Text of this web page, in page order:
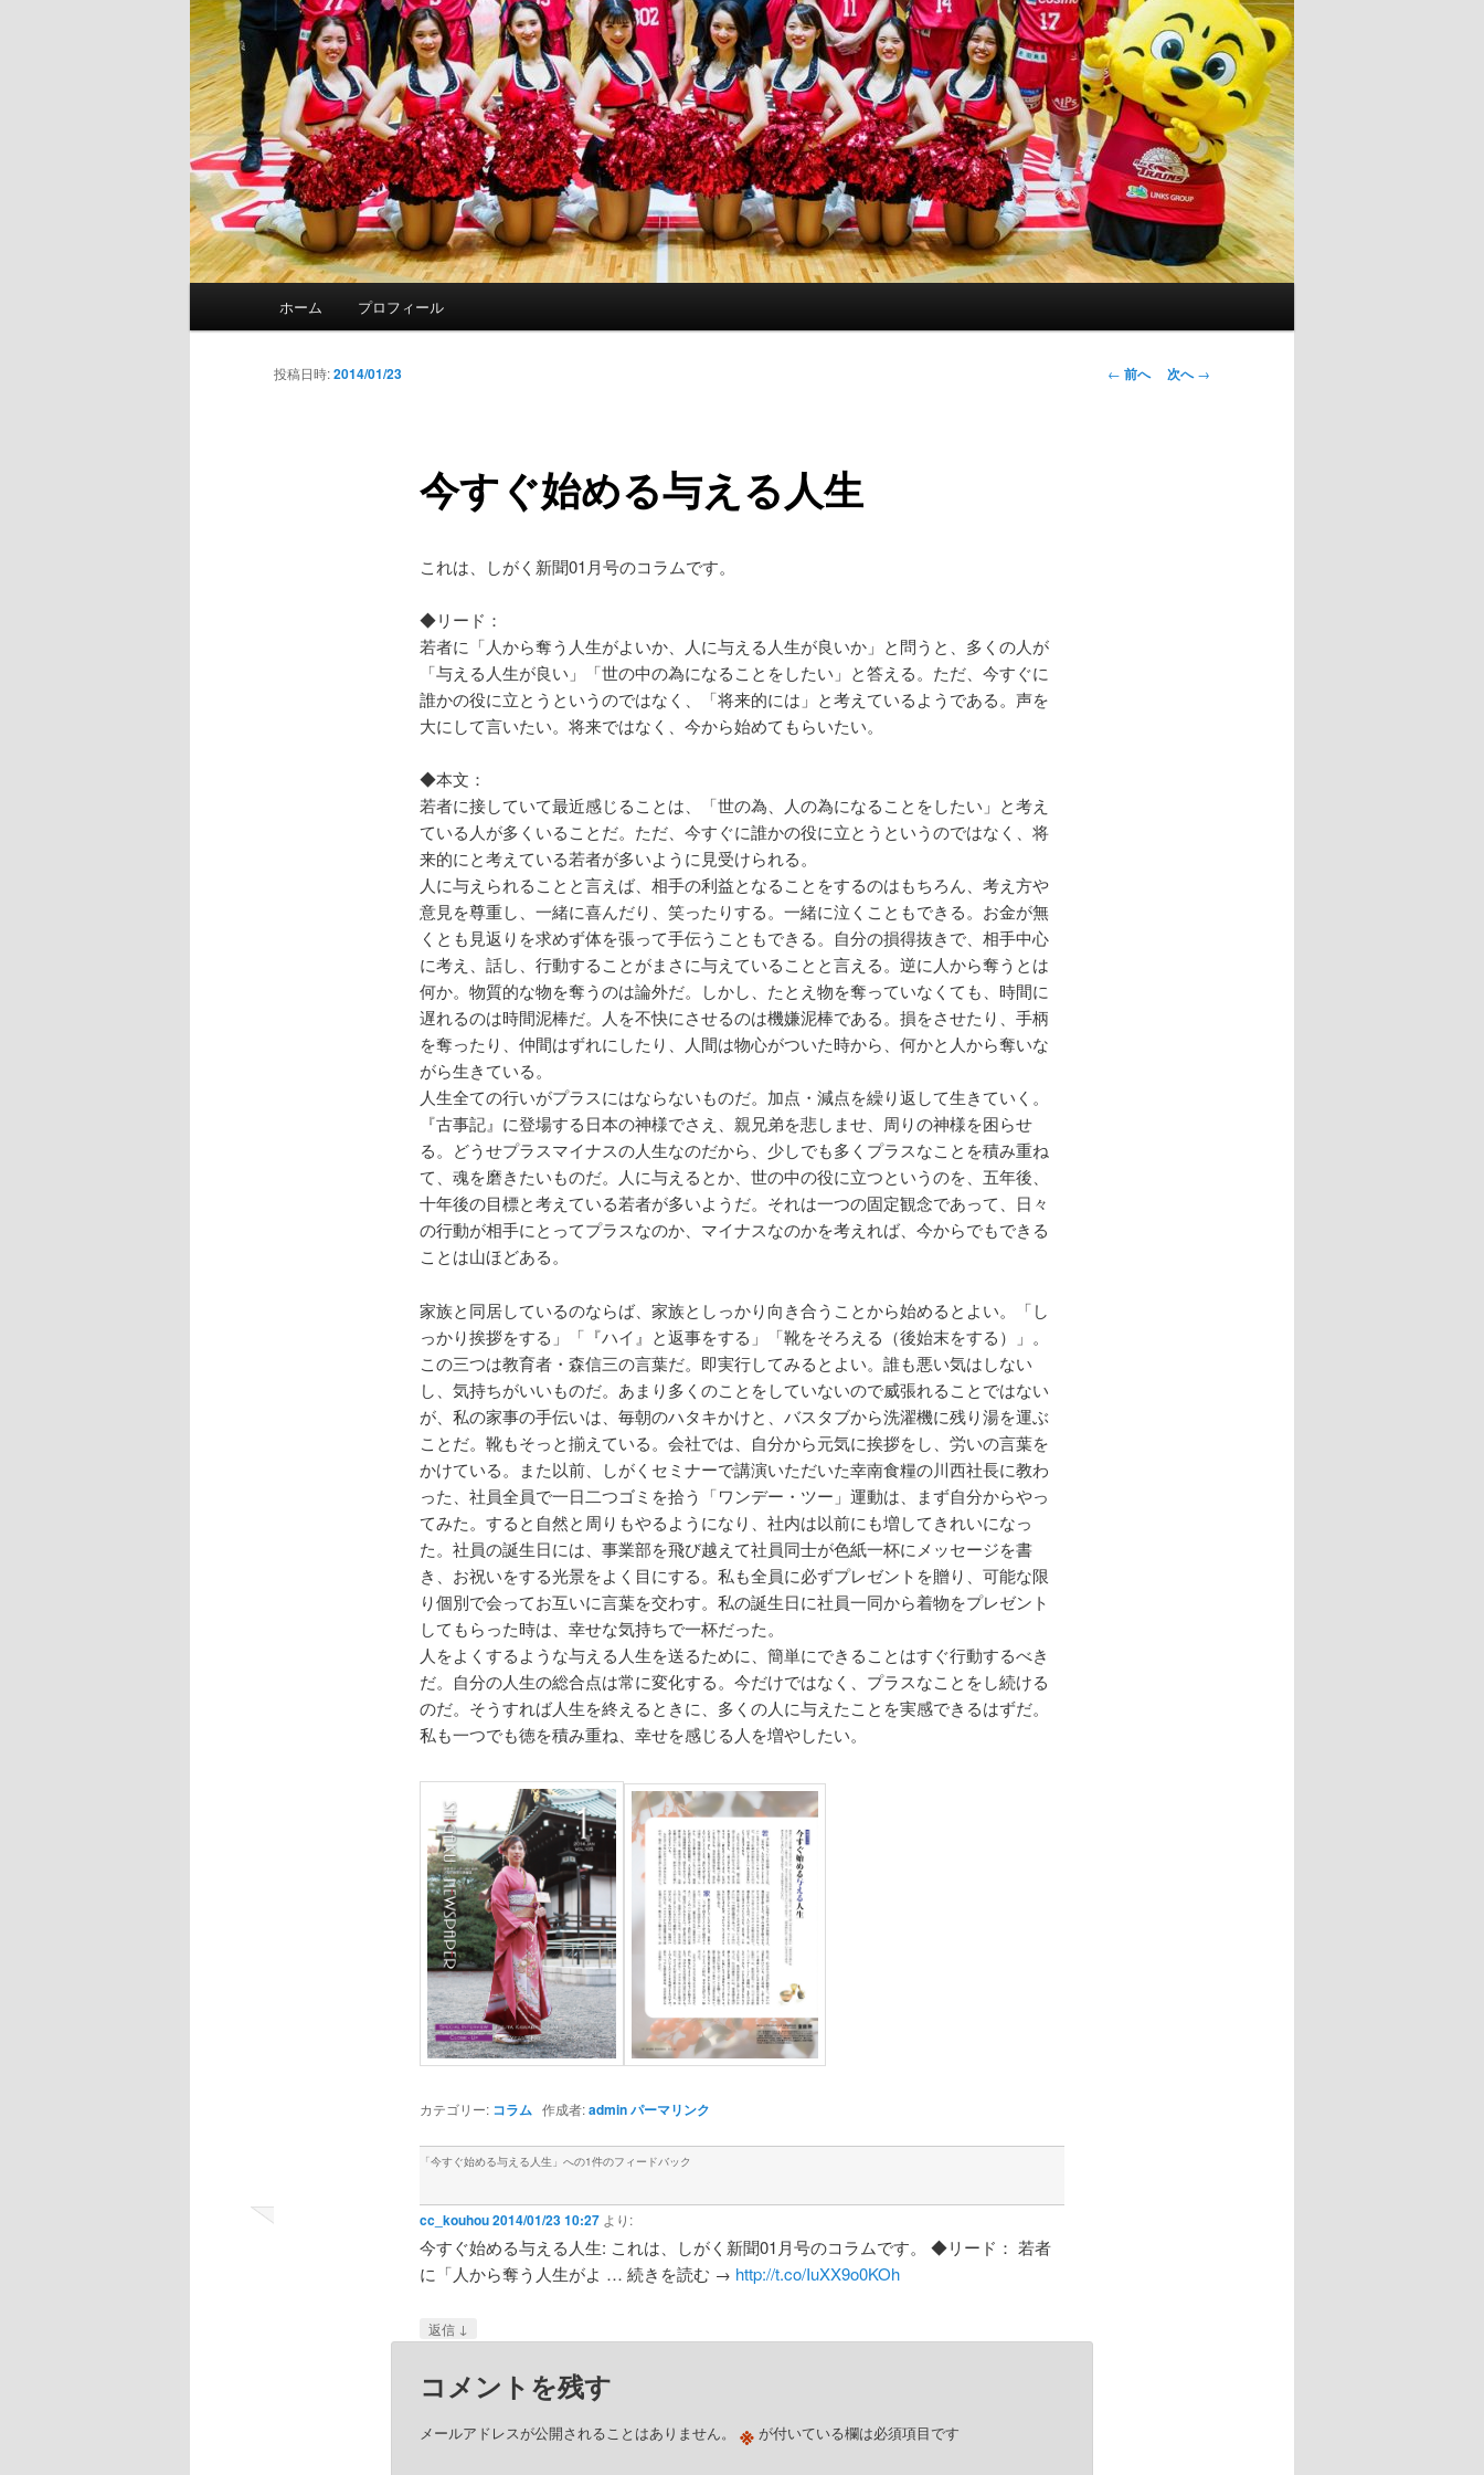
ホーム プロフィール
投
← 前へ 次へ→
今すぐ始める与える人生
投稿日時:2014/01/23
これは、しがく新聞01月号のコラムです。
◆リード：
若者に「人から奪う人生がよいか、人に与える人生が良いか」と問うと、多くの人が
「与える人生が良い」「世の中の為になることをしたい」と答える。ただ、今すぐに
誰かの役に立とうというのではなく、「将来的には」と考えているようである。声を
大にして言いたい。将来ではなく、今から始めてもらいたい。
◆本文：
若者に接していて最近感じることは、「世の為、人の為になることをしたい」と考え
ている人が多くいることだ。ただ、今すぐに誰かの役に立とうというのではなく、将
来的にと考えている若者が多いように見受けられる。
人に与えられることと言えば、相手の利益となることをするのはもちろん、考え方や
意見を尊重し、一緒に喜んだり、笑ったりする。一緒に泣くこともできる。お金が無
くとも見返りを求めず体を張って手伝うこともできる。自分の損得抜きで、相手中心
に考え、話し、行動することがまさに与えていることと言える。逆に人から奪うとは
何か。物質的な物を奪うのは論外だ。しかし、たとえ物を奪っていなくても、時間に
遅れるのは時間泥棒だ。人を不快にさせるのは機嫌泥棒である。損をさせたり、手柄
を奪ったり、仲間はずれにしたり、人間は物心がついた時から、何かと人から奪いな
がら生きている。
人生全ての行いがプラスにはならないものだ。加点・減点を繰り返して生きていく。
『古事記』に登場する日本の神様でさえ、親兄弟を悲しませ、周りの神様を困らせ
る。どうせプラスマイナスの人生なのだから、少しでも多くプラスなことを積み重ね
て、魂を磨きたいものだ。人に与えるとか、世の中の役に立つというのを、五年後、
十年後の目標と考えている若者が多いようだ。それは一つの固定観念であって、日々
の行動が相手にとってプラスなのか、マイナスなのかを考えれば、今からでもできる
ことは山ほどある。
家族と同居しているのならば、家族としっかり向き合うことから始めるとよい。「し
っかり挨拶をする」「『ハイ』と返事をする」「靴をそろえる（後始末をする）」。
この三つは教育者・森信三の言葉だ。即実行してみるとよい。誰も悪い気はしない
し、気持ちがいいものだ。あまり多くのことをしていないので威張れることではない
が、私の家事の手伝いは、毎朝のハタキかけと、バスタブから洗濯機に残り湯を運ぶ
ことだ。靴もそっと揃えている。会社では、自分から元気に挨拶をし、労いの言葉を
かけている。また以前、しがくセミナーで講演いただいた幸南食糧の川西社長に教わ
った、社員全員で一日二つゴミを拾う「ワンデー・ツー」運動は、まず自分からやっ
てみた。すると自然と周りもやるようになり、社内は以前にも増してきれいになっ
た。社員の誕生日には、事業部を飛び越えて社員同士が色紙一杯にメッセージを書
き、お祝いをする光景をよく目にする。私も全員に必ずプレゼントを贈り、可能な限
り個別で会ってお互いに言葉を交わす。私の誕生日に社員一同から着物をプレゼント
してもらった時は、幸せな気持ちで一杯だった。
人をよくするような与える人生を送るために、簡単にできることはすぐ行動するべき
だ。自分の人生の総合点は常に変化する。今だけではなく、プラスなことをし続ける
のだ。そうすれば人生を終えるときに、多くの人に与えたことを実感できるはずだ。
私も一つでも徳を積み重ね、幸せを感じる人を増やしたい。
カテゴリー: コラム 作成者:adminパーマリンク
「今すぐ始める与える人生 」への1件のフィードバック
cc_kouhou2014/01/23 10:27 より:
今すぐ始める与える人生: これは、しがく新聞01月号のコラムです。 ◆リード： 若者
に「人から奪う人生がよ … 続きを読む → http://t.co/IuXX9o0KOh
返信 ↓
コメントを残す
メールアドレスが公開されることはありません。 ※が付いている欄は必須項目です